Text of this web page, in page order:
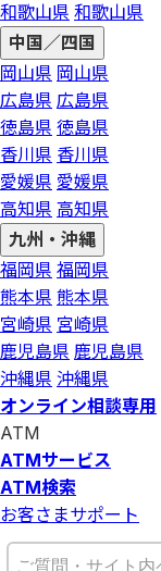
和歌山県 和歌山県
中国／四国
岡山県 岡山県
広島県 広島県
徳島県 徳島県
香川県 香川県
愛媛県 愛媛県
高知県 高知県
九州・沖縄
福岡県 福岡県
熊本県 熊本県
宮崎県 宮崎県
鹿児島県 鹿児島県
沖縄県 沖縄県
オンライン相談専用
ATM
ATMサービス
ATM検索
お客さまサポート